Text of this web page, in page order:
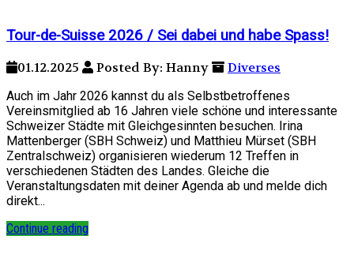
Tour-de-Suisse 2026 / Sei dabei und habe Spass!
01.12.2025 Posted By: Hanny Diverses
Auch im Jahr 2026 kannst du als Selbstbetroffenes
Vereinsmitglied ab 16 Jahren viele schöne und interessante
Schweizer Städte mit Gleichgesinnten besuchen. Irina
Mattenberger (SBH Schweiz) und Matthieu Mürset (SBH
Zentralschweiz) organisieren wiederum 12 Treffen in
verschiedenen Städten des Landes. Gleiche die
Veranstaltungsdaten mit deiner Agenda ab und melde dich
direkt...
Continue reading